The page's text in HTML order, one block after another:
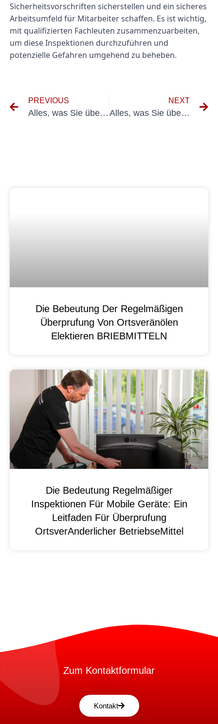
Sicherheitsvorschriften sicherstellen und ein sicheres
Arbeitsumfeld für Mitarbeiter schaffen. Es ist wichtig,
mit qualifizierten Fachleuten zusammenzuarbeiten,
um diese Inspektionen durchzuführen und
potenzielle Gefahren umgehend zu beheben.
PREVIOUS
Alles, was Sie über Dguv Schmierung für Ihr Auto wissen müssen
NEXT
Alles, was Sie über DGUV MÜFUNUNG KFZ wissen müssen
Die Bebeutung Der Regelmäßigen
Überprufung Von Ortsveränölen
Elektieren BRIEBMITTELN
Die Bedeutung Regelmäßiger
Inspektionen Für Mobile Geräte: Ein
Leitfaden Für Überprufung
OrtsverAnderlicher BetriebseMittel
Zum Kontaktformular
Kontakt